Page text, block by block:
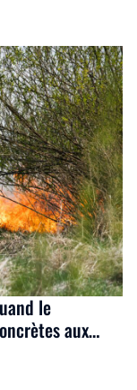
le
aux